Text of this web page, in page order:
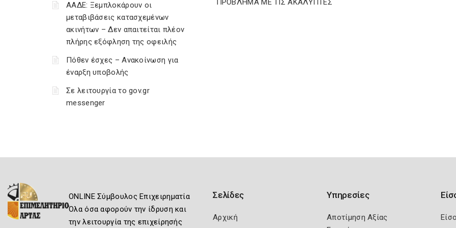
ΑΑΔΕ: Ξεμπλοκάρουν οι
μεταβιβάσεις κατασχεμένων
ακινήτων – Δεν απαιτείται πλέον
πλήρης εξόφληση της οφειλής
Πόθεν έσχες – Ανακοίνωση για
έναρξη υποβολής
Σε λειτουργία το gov.gr
messenger
ΠΡΟΒΛΗΜΑ ΜΕ ΤΙΣ ΑΚΑΛΥΠΤΕΣ
ONLINE Σύμβουλος Επιχειρηματία
Όλα όσα αφορούν την ίδρυση και
την λειτουργία της επιχείρησής
Σελίδες
Αρχική
Υπηρεσίες
Αποτίμηση Αξίας